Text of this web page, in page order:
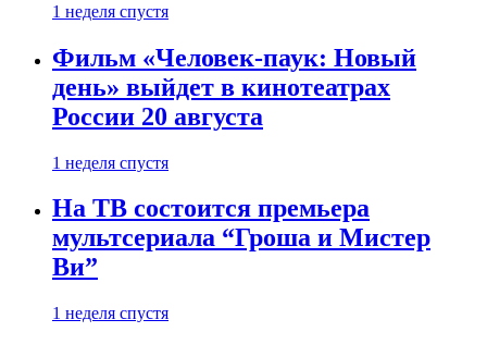
1 неделя спустя
Фильм «Человек-паук: Новый
день» выйдет в кинотеатрах
России 20 августа
1 неделя спустя
На ТВ состоится премьера
мультсериала “Гроша и Мистер
Ви”
1 неделя спустя